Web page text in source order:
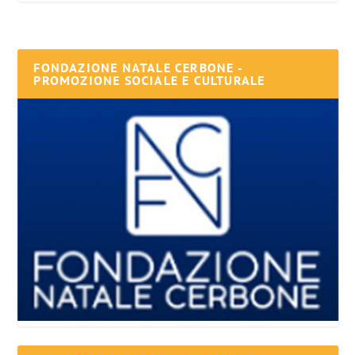
FONDAZIONE NATALE CERBONE -
PROMOZIONE SOCIALE E CULTURALE